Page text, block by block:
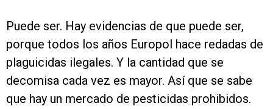
Puede ser. Hay evidencias de que puede ser,
porque todos los años Europol hace redadas de
plaguicidas ilegales. Y la cantidad que se
decomisa cada vez es mayor. Así que se sabe
que hay un mercado de pesticidas prohibidos.